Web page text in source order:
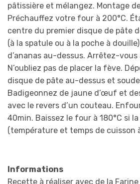
pâtissière et mélangez. Montage
Préchauffez votre four à 200°C.
centre du premier disque de pâte
(à la spatule ou à la poche à
d’ananas au-dessus. Arrêtez-vous
N’oubliez pas de placer la fève.
disque de pâte au-dessus et
Badigeonnez de jaune d’œuf et
avec le revers d’un couteau.
40min. Baissez le four à 180°C si
(température et temps de cuisson
Informations
Recette à réaliser avec de la